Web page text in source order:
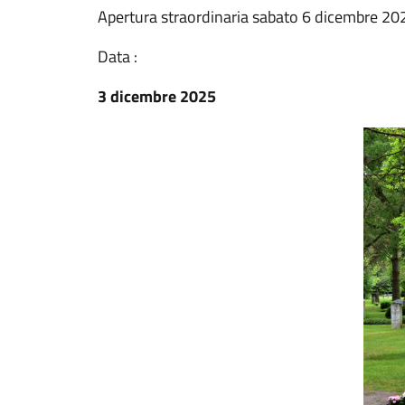
Apertura straordinaria sabato 6 dicembre
Data :
3 dicembre 2025